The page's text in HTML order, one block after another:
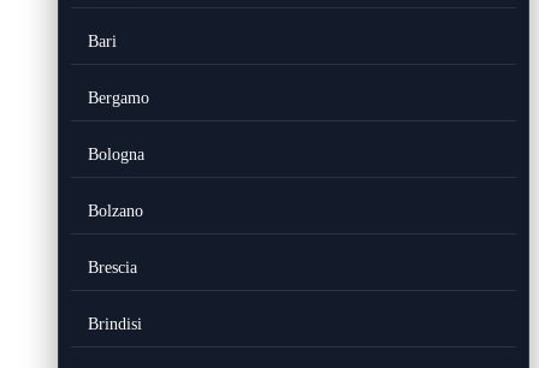
Bari
Bergamo
Bologna
Bolzano
Brescia
Brindisi